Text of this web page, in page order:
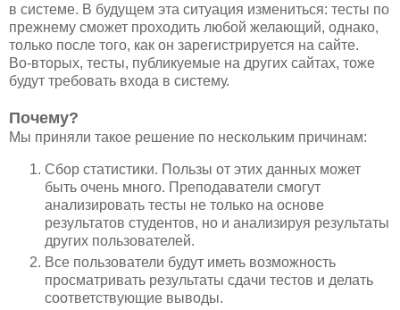
в системе. В будущем эта ситуация измениться: тесты по
прежнему сможет проходить любой желающий, однако,
только после того, как он зарегистрируется на сайте.
Во-вторых, тесты, публикуемые на других сайтах, тоже
будут требовать входа в систему.
Почему?
Мы приняли такое решение по нескольким причинам:
Сбор статистики. Пользы от этих данных может
быть очень много. Преподаватели смогут
анализировать тесты не только на основе
результатов студентов, но и анализируя результаты
других пользователей.
Все пользователи будут иметь возможность
просматривать результаты сдачи тестов и делать
соответствующие выводы.